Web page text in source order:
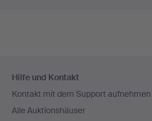
Navigation
Hilfe und Kontakt
Kontakt mit dem Support aufnehmen
Alle Auktionshäuser